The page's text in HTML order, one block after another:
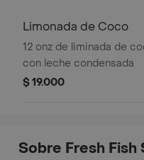
Limonada de Coco
12 onz de liminada de
con leche condensada
$ 19.000
Sobre Fresh Fish